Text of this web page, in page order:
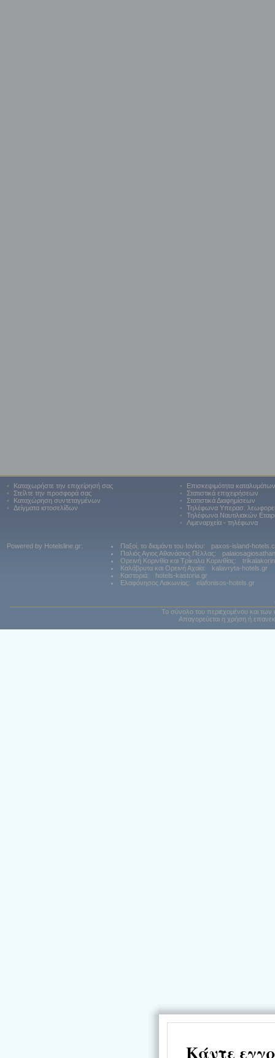
•
Καταχωρήστε την επιχείρησή σας
•
Στείλτε την προσφορά σας
•
Καταχώρηση συντεταγμένων
•
Δείγματα ιστοσελίδων
•
Επισκεψιμότητα καταλυμάτων
•
Στατιστικά επιχειρήσεων
•
Στατιστικά Διαφημίσεων
•
Τηλέφωνα Υπερασ.
•
Τηλέφωνα Ναυτιλιακών
•
Λιμεναρχεία - τηλέφωνα
Powered by Hotelsline.gr: Παξοί, το διαμάντι του Ιονίου:
paxos-island-
Παλιός Αγιος Αθανάσιος Πέλλας:
Ορεινή Κορινθία και Τρίκαλα Κορινθίας:
Καλάβρυτα και Ορεινή Αχαϊα:
kalavryta-hotels.gr
Καστοριά:
hotels-kastoria.gr
Ελαφόνησος Λακωνίας:
elafonisos-hotels.gr
Το σύνολο του περιεχομένου και των
Απαγορεύεται η χρήση ή